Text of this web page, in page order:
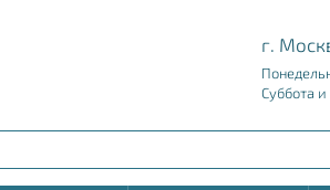
г.
Суббота